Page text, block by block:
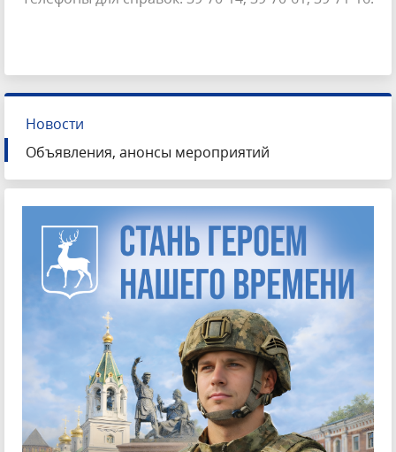
Новости
Объявления, анонсы мероприятий